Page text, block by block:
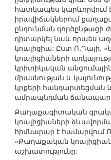
հատկապես կարևորվում
իրավիճակներում
ընդունման գործընթացի
դիտարկել նաև որպես
կոալիցիա: Ըստ Ռ.Դալի,
կոալիցիաների
կրիտիկական անցումային
միասնության և
կրքերի հանդարտեցման և
ամրապնդման
Քաղաքագիտական
կոալիցիաների
հիմնարար է համարվում
«Քաղաքական
աշխատությունը: